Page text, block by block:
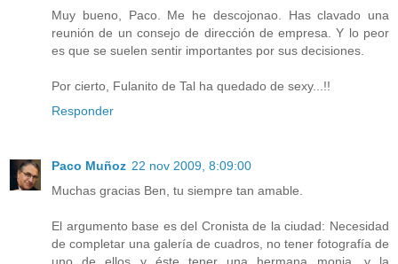
Muy bueno, Paco. Me he descojonao. Has clavado una
reunión de un consejo de dirección de empresa. Y lo peor
es que se suelen sentir importantes por sus decisiones.
Por cierto, Fulanito de Tal ha quedado de sexy...!!
Responder
Paco Muñoz 22 nov 2009, 8:09:00
Muchas gracias Ben, tu siempre tan amable.
El argumento base es del Cronista de la ciudad: Necesidad
de completar una galería de cuadros, no tener fotografía de
uno de ellos y éste tener una hermana monja, y la